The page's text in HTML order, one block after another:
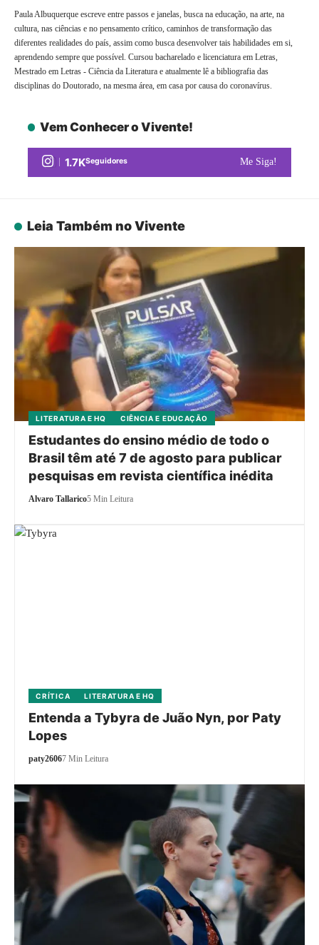
Paula Albuquerque escreve entre passos e janelas, busca na educação, na arte, na
cultura, nas ciências e no pensamento crítico, caminhos de transformação das
diferentes realidades do país, assim como busca desenvolver tais habilidades em si,
aprendendo sempre que possível. Cursou bacharelado e licenciatura em Letras,
Mestrado em Letras - Ciência da Literatura e atualmente lê a bibliografia das
disciplinas do Doutorado, na mesma área, em casa por causa do coronavírus.
Vem Conhecer o Vivente!
1.7KSeguidores Me Siga!
Leia Também no Vivente
LITERATURA E HQ CIÊNCIA E EDUCAÇÃO
Estudantes do ensino médio de todo o
Brasil têm até 7 de agosto para publicar
pesquisas em revista científica inédita
Alvaro Tallarico5 Min Leitura
CRÍTICA LITERATURA E HQ
Entenda a Tybyra de Juão Nyn, por Paty
Lopes
paty26067 Min Leitura